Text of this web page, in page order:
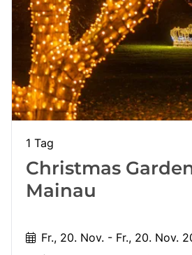
1 Tag
Christmas
Mainau
Fr., 20. Nov. - Fr., 20. Nov.